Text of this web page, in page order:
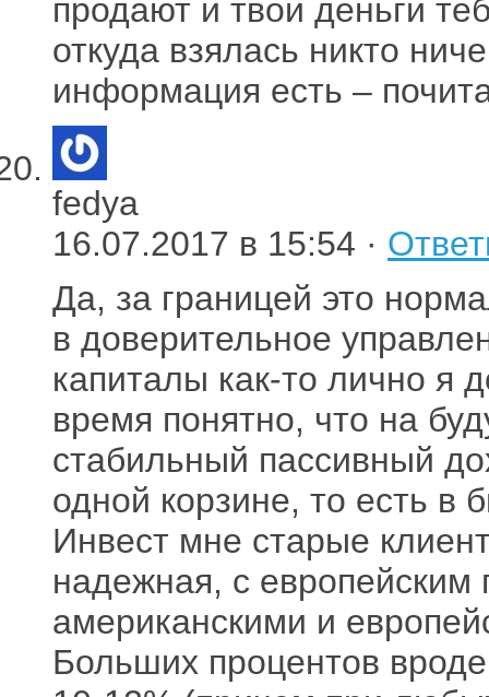
продают и твои деньги
откуда взялась никто
информация есть –
fedya
16.07.2017 в 15:54 ·
Да, за границей это
в доверительное
капиталы как-то лично я
время понятно, что на
стабильный пассивный
одной корзине, то есть в
Инвест мне старые
надежная, с европейским
американскими и
Больших процентов